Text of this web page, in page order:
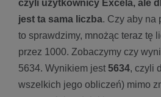
czyli użytkownicy Excela, ale
jest ta sama liczba. Czy aby na
to sprawdzimy, mnożąc teraz tę
przez 1000. Zobaczymy czy
5634. Wynikiem jest 5634, czyli
wszelkich jego obliczeń) mimo